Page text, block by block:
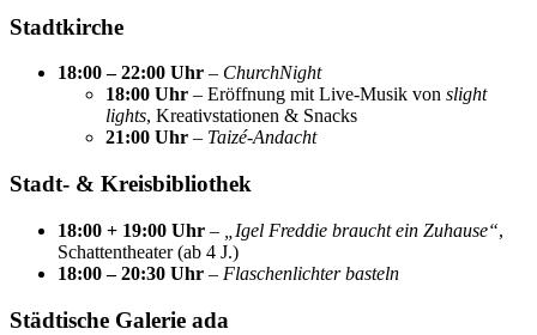
Stadtkirche
18:00 – 22:00 Uhr – ChurchNight
18:00 Uhr – Eröffnung mit Live-Musik von slight
lights, Kreativstationen & Snacks
21:00 Uhr – Taizé-Andacht
Stadt- & Kreisbibliothek
18:00 + 19:00 Uhr – „Igel Freddie braucht ein Zuhause“,
Schattentheater (ab 4 J.)
18:00 – 20:30 Uhr – Flaschenlichter basteln
Städtische Galerie ada